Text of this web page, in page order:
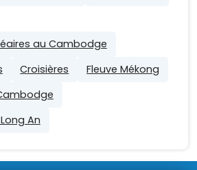
au Cambodge
Croisières
Fleuve Mékong
An